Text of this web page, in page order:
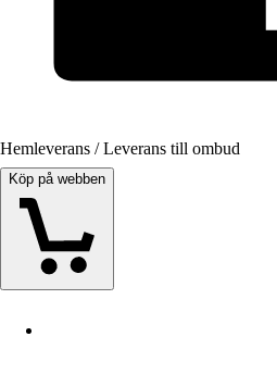
Hemleverans / Leverans till ombud
Köp på webben